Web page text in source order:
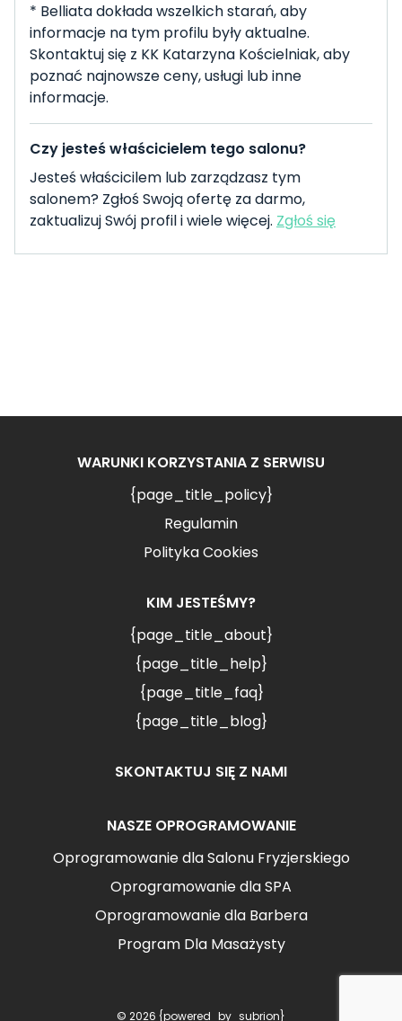
* Belliata dokłada wszelkich starań, aby
informacje na tym profilu były aktualne.
Skontaktuj się z KK Katarzyna Kościelniak, aby
poznać najnowsze ceny, usługi lub inne
informacje.
Czy jesteś właścicielem tego salonu?
Jesteś właścicilem lub zarządzasz tym
salonem? Zgłoś Swoją ofertę za darmo,
zaktualizuj Swój profil i wiele więcej. Zgłoś się
WARUNKI KORZYSTANIA Z SERWISU
{page_title_policy}
Regulamin
Polityka Cookies
KIM JESTEŚMY?
{page_title_about}
{page_title_help}
{page_title_faq}
{page_title_blog}
SKONTAKTUJ SIĘ Z NAMI
NASZE OPROGRAMOWANIE
Oprogramowanie dla Salonu Fryzjerskiego
Oprogramowanie dla SPA
Oprogramowanie dla Barbera
Program Dla Masażysty
© 2026 {powered_by_subrion}